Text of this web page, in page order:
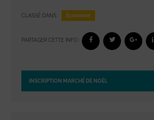
CLASSÉ DANS : Économie
PARTAGER CETTE INFO :
INSCRIPTION MARCHÉ DE NOËL